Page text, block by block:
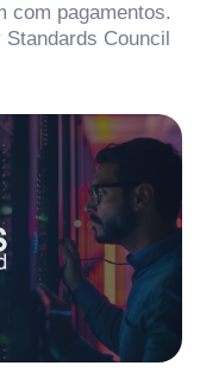
com pagamentos.
Council